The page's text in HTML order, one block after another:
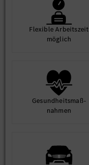
Flexible Arbeits­zeit
möglich
Gesund­heits­maß­
nahmen